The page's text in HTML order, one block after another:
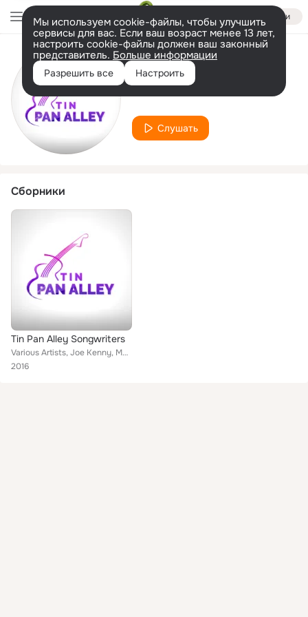
Войти
Мы используем cookie-файлы, чтобы улучшить
сервисы для вас. Если ваш возраст менее 13 лет,
настроить cookie-файлы должен ваш законный
представитель. Больше информации
Разрешить все Настроить
Исполнитель
Ken McLean
Слушать
Сборники
Tin Pan Alley Songwriters
Various Artists, Joe Kenny, Max Restaino, Julie Ludgate, Indica Campbell, Neil Fitzpatrick, Ken McLean, Lorna Bannon, Elliott Fr...
2016